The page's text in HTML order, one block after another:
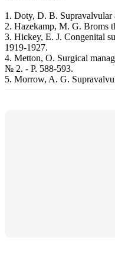
1. Doty, D. B. Supravalvular
2. Hazekamp, M. G. Broms
3. Hickey, E. J. Congenital
1919-1927.
4. Metton, O. Surgical
№ 2. - P. 588-593.
5. Morrow, A. G.